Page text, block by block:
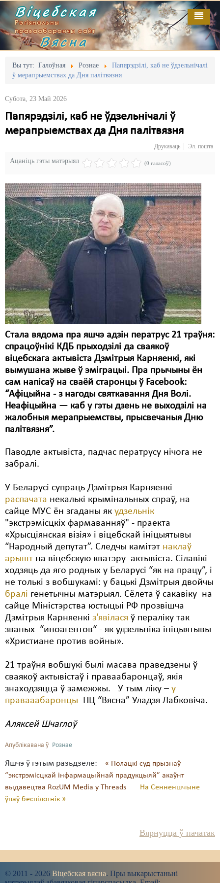
Віцебская
Рэгіянальны
праваабарончы сайт
Вясна
Вы тут: Галоўная Рознае
Папярэдзілі, каб не ўдзельнічалі
ў мерапрыемствах да Дня палітвязня
Субота, 23 Май 2026
Папярэдзілі, каб не ўдзельнічалі ў
мерапрыемствах да Дня палітвязня
Друкаваць Эл. пошта
Ацаніць гэты матэрыял (0 галасоў)
Стала вядома пра яшчэ адзін ператрус 21 траўня:
спрацоўнікі КДБ прыходзілі да сваякоў
віцебскага актывіста Дзмітрыя Карняенкі, які
вымушана жыве ў эміграцыі. Пра прычыны ён
сам напісаў на сваёй старонцы ў Facebook:
“Афіцыйна - з нагоды святкавання Дня Волі.
Неафіцыйна — каб у гэты дзень не выходзілі на
жалобныя мерапрыемствы, прысвечаныя Дню
палітвязня”.
Паводле актывіста, падчас ператрусу нічога не
забралі.
У Беларусі супраць Дзмітрыя Карняенкі
распачата некалькі крымінальных спраў, на
сайце МУС ён згаданы як удзельнік
"экстрэмісцкіх фармаванняў" - праекта
«Хрысціянская візія» і віцебскай ініцыятывы
“Народный депутат”. Следчы камітэт наклаў
арышт на віцебскую кватэру актывіста. Сілавікі
ходзяць да яго родных у Беларусі “як на працу”, і
не толькі з вобшукамі: у бацькі Дзмітрыя двойчы
бралі генетычны матэрыял. Сёлета ў сакавіку на
сайце Міністэрства юстыцыі РФ прозвішча
Дзмітрыя Карняенкі з'явілася ў пераліку так
званых “иноагентов“ - як удзельніка ініцыятывы
«Христиане против войны».
21 траўня вобшукі былі масава праведзены ў
сваякоў актывістаў і праваабаронцаў, якія
знаходзяцца ў замежжы. У тым ліку – у
правааабаронцы ПЦ “Вясна” Уладзя Лабковіча.
Аляксей Шчаглоў
Апублікавана ў Рознае
Яшчэ ў гэтым разьдзеле:
« Полацкі суд прызнаў
“экстрэмісцкай інфармацыйнай прадукцыяй” акаўнт
выдавецтва RozUM Media у Threads
На Сенненшчыне
ўпаў беспілотнік »
Вярнуцца ў пачатак
© 2011 - 2026 Віцебская вясна. Пры выкарыстаньні
Галоўная
Адміністрацыйны перасьлед
Безбар'ернае асяродзьдзе
Выбары
Дзяржава
Дыскрымінацыя
Затрыманьні
Карная псыхіятрыя
КПЧ ААН
Культурныя правы
ЛПП
Мігранты
Мірныя сходы
Палітвязьні
Праваабаронцы
Правы дзіцяці
Пэнітэнцыярная сыстэма
Распальваньне варожасьці
Свабода слова
Суд
Сьмяротнае пакараньне
Экалёгія
Правы працоўных
Сацыяльныя правы
Выданьні
Кантакт